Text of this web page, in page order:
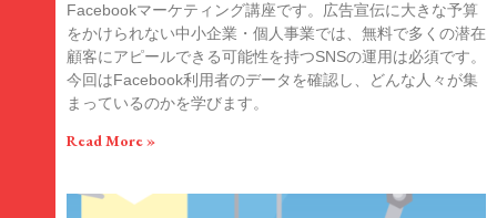
Facebookマーケティング講座です。広告宣伝に大きな予算
をかけられない中小企業・個人事業では、無料で多くの潜在
顧客にアピールできる可能性を持つSNSの運用は必須です。
今回はFacebook利用者のデータを確認し、どんな人々が集
まっているのかを学びます。
Read More »